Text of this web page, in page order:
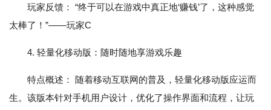
玩家反馈： “终于可以在游戏中真正地‘赚钱’了，这种感觉
太棒了！”——玩家C
4. 轻量化移动版：随时随地享游戏乐趣
特点概述： 随着移动互联网的普及，轻量化移动版应运而
生。该版本针对手机用户设计，优化了操作界面和流程，让玩